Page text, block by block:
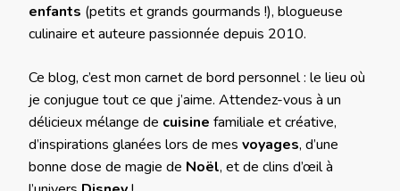
enfants (petits et grands gourmands !), blogueuse
culinaire et auteure passionnée depuis 2010.
Ce blog, c’est mon carnet de bord personnel : le lieu où
je conjugue tout ce que j’aime. Attendez-vous à un
délicieux mélange de cuisine familiale et créative,
d’inspirations glanées lors de mes voyages, d’une
bonne dose de magie de Noël, et de clins d’œil à